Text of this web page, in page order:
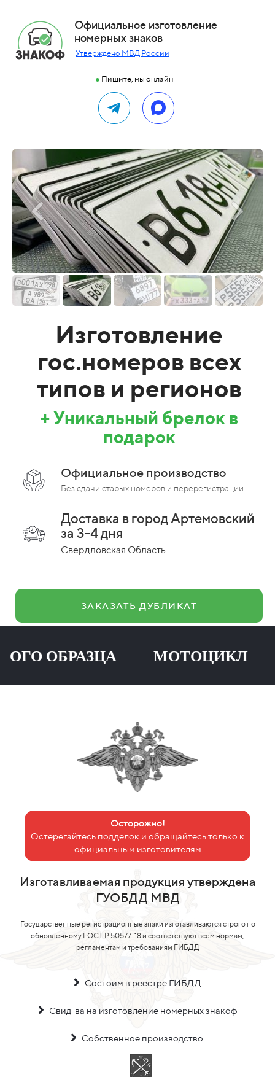
Официальное изготовление
номерных знаков
Утверждено МВД России
● Пишите, мы онлайн
Изготовление
гос.номеров всех
типов и регионов
+ Уникальный брелок в
подарок
Официальное производство
Без сдачи старых номеров и перерегистрации
Доставка в город Артемовский
за 3-4 дня
Свердловская Область
ЗАКАЗАТЬ ДУБЛИКАТ
МОТОЦИКЛ
Осторожно!
Остерегайтесь подделок и обращайтесь только к
официальным изготовителям
Изготавливаемая продукция утверждена
ГУОБДД МВД
Государственные регистрационные знаки изготавливаются строго по
обновленному ГОСТ Р 50577-18 и соответствуют всем нормам,
регламентам и требованиям ГИБДД
Состоим в реестре ГИБДД
Свид-ва на изготовление номерных знакоф
Собственное производство